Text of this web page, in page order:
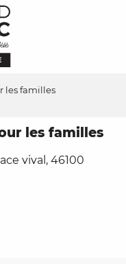
les familles
les familles
vival, 46100